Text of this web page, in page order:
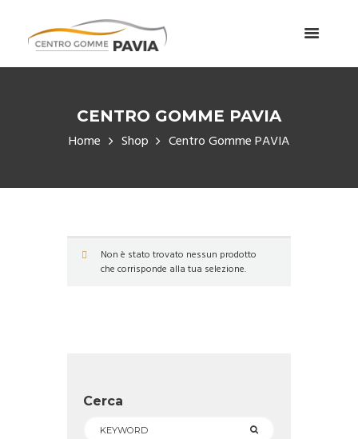
CENTRO GOMME PAVIA
Home Shop Centro Gomme PAVIA
Non è stato trovato nessun prodotto
che corrisponde alla tua selezione.
Cerca